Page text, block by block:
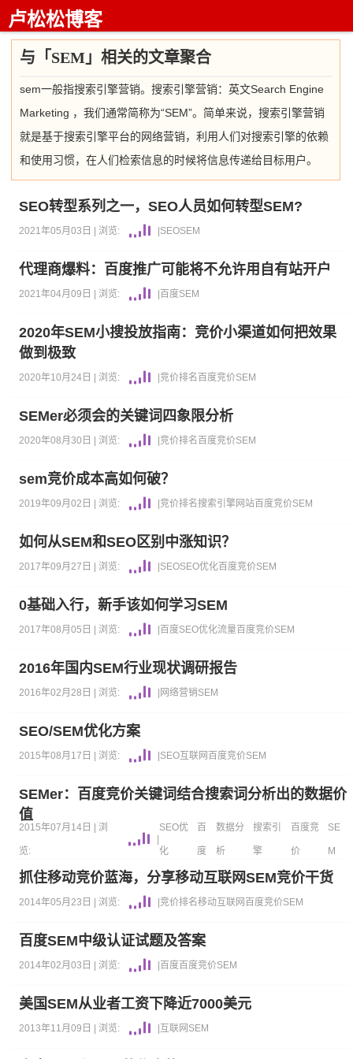
卢松松博客
与「SEM」相关的文章聚合
sem一般指搜索引擎营销。搜索引擎营销：英文Search Engine
Marketing ，我们通常简称为“SEM”。简单来说，搜索引擎营销
就是基于搜索引擎平台的网络营销，利用人们对搜索引擎的依赖
和使用习惯，在人们检索信息的时候将信息传递给目标用户。
SEO转型系列之一，SEO人员如何转型SEM?
2021年05月03日 | 浏览: SEOSEM
代理商爆料：百度推广可能将不允许用自有站开户
2021年04月09日 | 浏览: 百度SEM
2020年SEM小搜投放指南：竞价小渠道如何把效果
做到极致
2020年10月24日 | 浏览: |竞价排名 百度竞价SEM
SEMer必须会的关键词四象限分析
2020年08月30日 | 浏览: |竞价排名 百度竞价SEM
sem竞价成本高如何破？
2019年09月02日 | 浏览: |竞价排名搜索引擎 网站百度竞价SEM
如何从SEM和SEO区别中涨知识？
2017年09月27日 | 浏览: SEOSEO优化百度竞价SEM
0基础入行，新手该如何学习SEM
2017年08月05日 | 浏览: 百度SEO优化流量百度竞价SEM
2016年国内SEM行业现状调研报告
2016年02月28日 | 浏览: 网络营销SEM
SEO/SEM优化方案
2015年08月17日 | 浏览: SEO互联网 百度竞价SEM
SEMer：百度竞价关键词结合搜索词分析出的数据价
值
2015年07月14日 | 浏
览:
SEO优
化
百
度
数据分
析
搜索引
擎
百度竞
价
SE
M
抓住移动竞价蓝海，分享移动互联网SEM竞价干货
2014年05月23日 | 浏览: |竞价排名移动互联网 百度竞价SEM
百度SEM中级认证试题及答案
2014年02月03日 | 浏览: 百度 百度竞价SEM
美国SEM从业者工资下降近7000美元
2013年11月09日 | 浏览: 互联网 SEM